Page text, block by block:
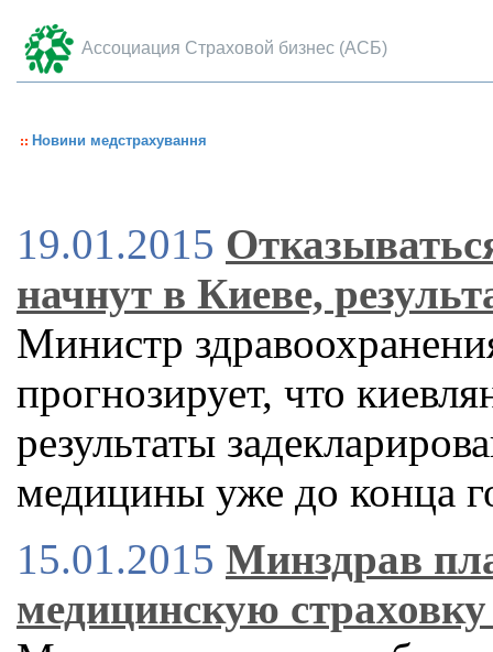
Ассоциация Страховой бизнес (АСБ)
Новини медстрахування
19.01.2015
начнут в Киеве,
Министр
прогнозирует, что
результаты
медицины уже до конца
15.01.2015 Минздрав
медицинскую страховку